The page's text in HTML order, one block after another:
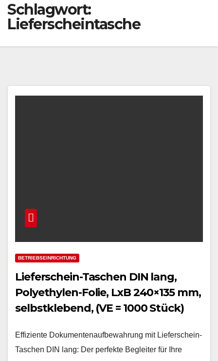
Schlagwort:
Lieferscheintasche
BETRIEBSEINRICHTUNG
Lieferschein-Taschen DIN lang,
Polyethylen-Folie, LxB 240×135 mm,
selbstklebend, (VE = 1000 Stück)
Effiziente Dokumentenaufbewahrung mit Lieferschein-
Taschen DIN lang: Der perfekte Begleiter für Ihre